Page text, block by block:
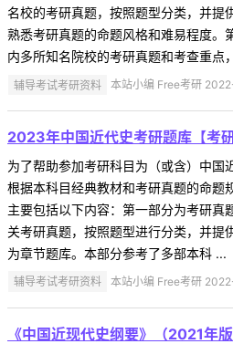
名校的考研真题，按照题型分类，并提
熟悉考研真题的命题风格和难易程度。
内多所知名院校的考研真题和考查重点
辅导考试考研资料 本站小编 Free考研
2023年中国近代史考研题库【考
为了帮助参加考研科目为（或含）中国
根据本科目经典教材和考研真题的命题
主要包括以下内容：第一部分为考研真
关考研真题，按照题型进行分类，并提
为章节题库。本部分参考了多部本科 ...
辅导考试考研资料 本站小编 Free考研
《中国近现代史纲要》（2021年